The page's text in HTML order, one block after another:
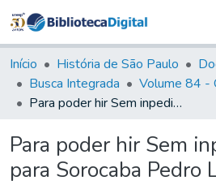
&
Coleções
Tudo na
Biblioteca
Início História de São Paulo
Busca Integrada
Para poder hir Sem inpedimento para Sorocaba Pedro Lathelize.
Para poder hir Sem
para Sorocaba Pedro